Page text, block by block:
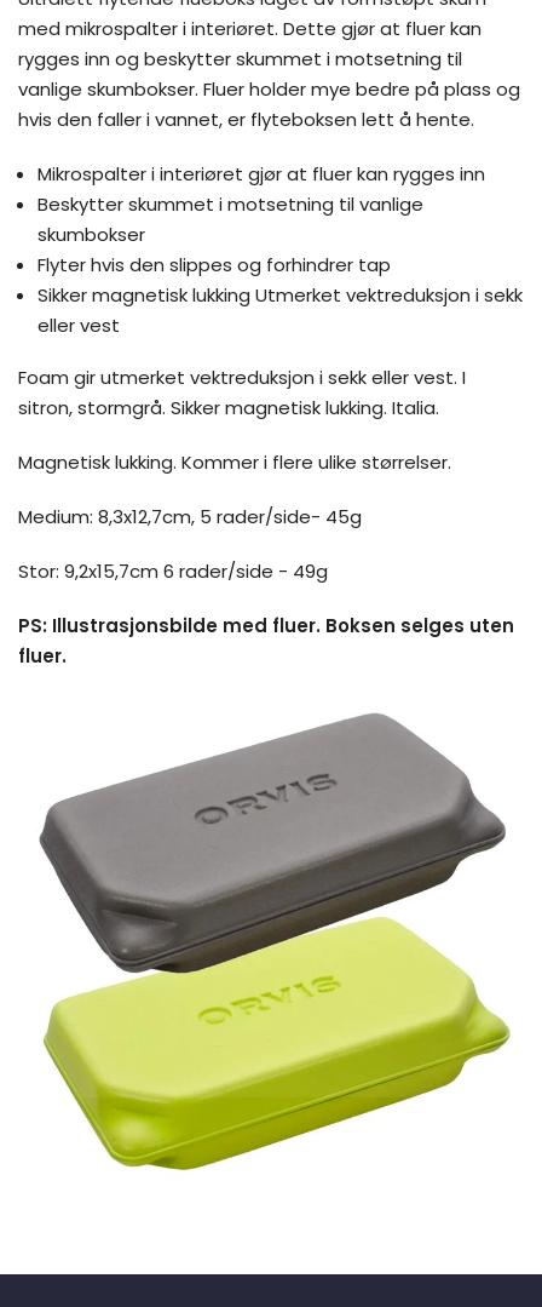
med mikrospalter i interiøret. Dette gjør at fluer kan
rygges inn og beskytter skummet i motsetning til
vanlige skumbokser. Fluer holder mye bedre på plass og
hvis den faller i vannet, er flyteboksen lett å hente.
Mikrospalter i interiøret gjør at fluer kan rygges inn
Beskytter skummet i motsetning til vanlige
skumbokser
Flyter hvis den slippes og forhindrer tap
Sikker magnetisk lukking Utmerket vektreduksjon i sekk
eller vest
Foam gir utmerket vektreduksjon i sekk eller vest. I
sitron, stormgrå. Sikker magnetisk lukking. Italia.
Magnetisk lukking. Kommer i flere ulike størrelser.
Medium: 8,3x12,7cm, 5 rader/side- 45g
Stor: 9,2x15,7cm 6 rader/side - 49g
PS: Illustrasjonsbilde med fluer. Boksen selges uten
fluer.